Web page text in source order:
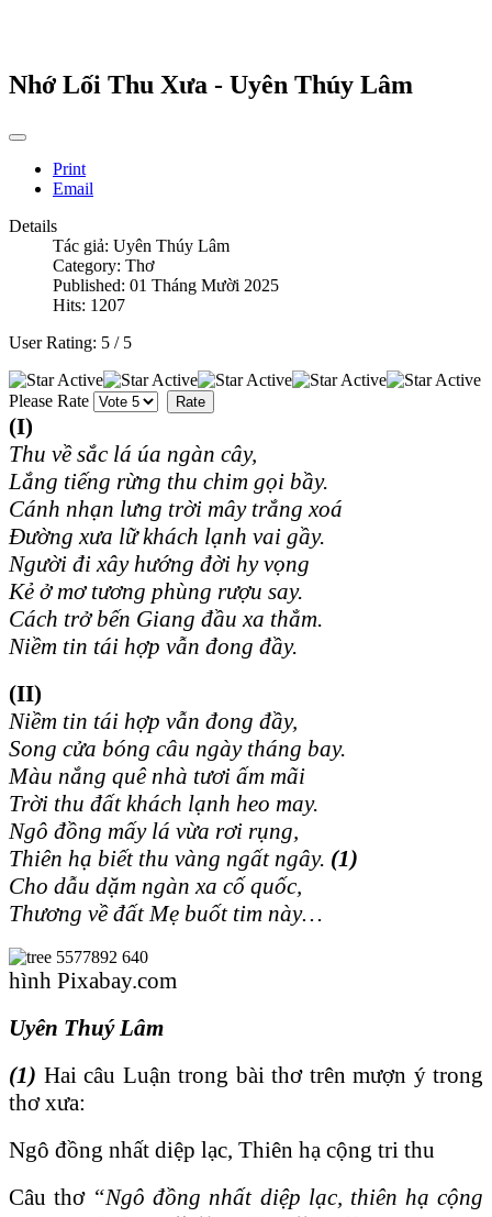
Nhớ Lối Thu Xưa - Uyên Thúy Lâm
Print
Email
Details
Tác giả: Uyên Thúy Lâm
Category: Thơ
Published: 01 Tháng Mười 2025
Hits: 1207
User Rating: 5 / 5
Please Rate
(I)
Thu về sắc lá úa ngàn cây,
Lắng tiếng rừng thu chim gọi bầy.
Cánh nhạn lưng trời mây trắng xoá
Đường xưa lữ khách lạnh vai gầy.
Người đi xây hướng đời hy vọng
Kẻ ở mơ tương phùng rượu say.
Cách trở bến Giang đầu xa thẳm.
Niềm tin tái hợp vẫn đong đầy.
(II)
Niềm tin tái hợp vẫn đong đầy,
Song cửa bóng câu ngày tháng bay.
Màu nắng quê nhà tươi ấm mãi
Trời thu đất khách lạnh heo may.
Ngô đồng mấy lá vừa rơi rụng,
Thiên hạ biết thu vàng ngất ngây. (1)
Cho dẫu dặm ngàn xa cố quốc,
Thương về đất Mẹ buốt tim này…
hình Pixabay.com
Uyên Thuý Lâm
(1) Hai câu Luận trong bài thơ trên mượn ý trong
thơ xưa:
Ngô đồng nhất diệp lạc, Thiên hạ cộng tri thu
Câu thơ “Ngô đồng nhất diệp lạc, thiên hạ cộng